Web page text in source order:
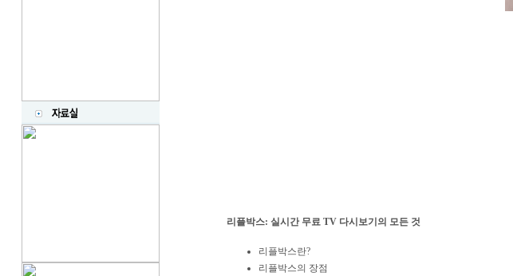
리플박스: 실시간 무료 TV 다시보기의 모든 것
리플박스란?
리플박스의 장점